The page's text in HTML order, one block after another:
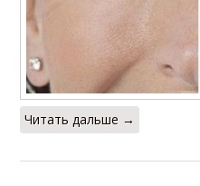
Читать дальше →